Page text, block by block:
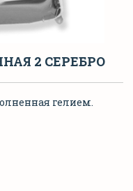
2 СЕРЕБРО
гелием.